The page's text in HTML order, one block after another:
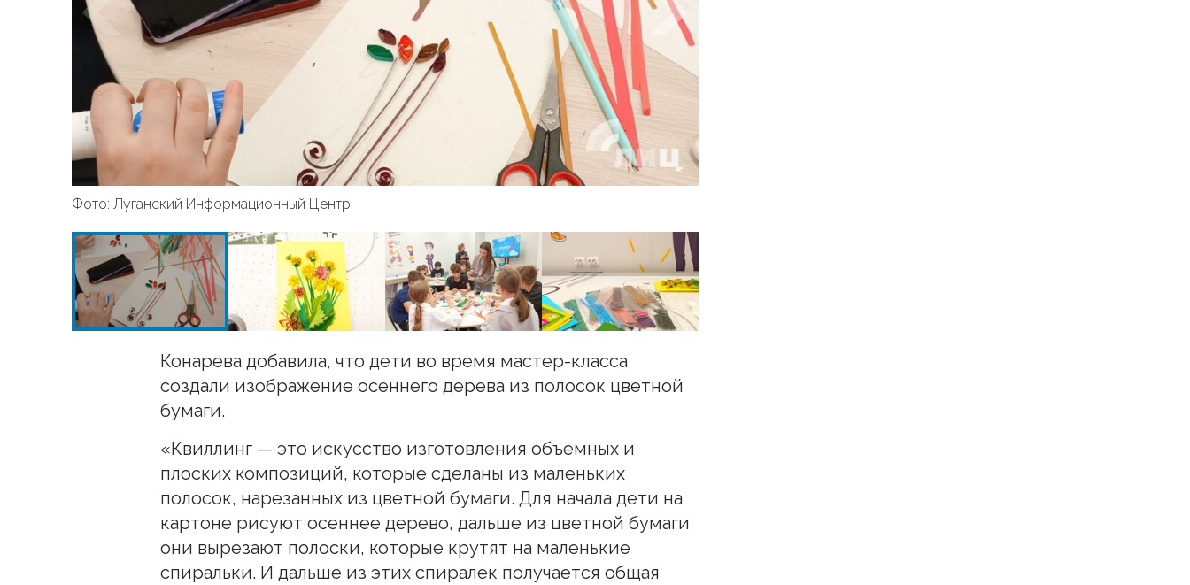
Фото: Луганский Информационный Центр
Конарева добавила, что дети во время мастер-класса
создали изображение осеннего дерева из полосок цветной
бумаги.
«Квиллинг — это искусство изготовления объемных и
плоских композиций, которые сделаны из маленьких
полосок, нарезанных из цветной бумаги. Для начала дети на
картоне рисуют осеннее дерево, дальше из цветной бумаги
они вырезают полоски, которые крутят на маленькие
спиральки. И дальше из этих спиралек получается общая